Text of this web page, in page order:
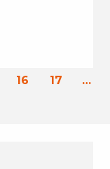
16 17 …